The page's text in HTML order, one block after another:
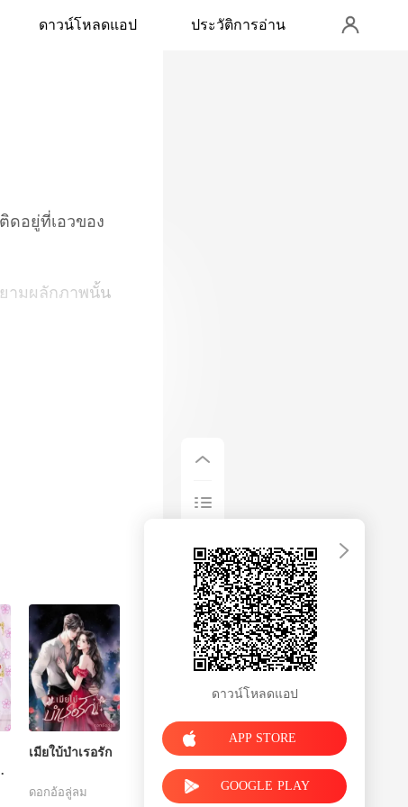
ดาวน์โหลดแอป ประวัติการอ่าน
เมียใบ้บำเรอรัก
ดอกอ้อลู่ลม
ดาวน์โหลดแอป
APP STORE
GOOGLE PLAY